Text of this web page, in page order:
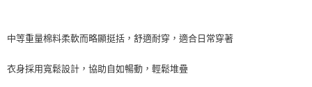
中等重量棉料柔軟而略顯挺括，舒適耐穿，適合日常穿著
衣身採用寬鬆設計，協助自如暢動，輕鬆堆疊